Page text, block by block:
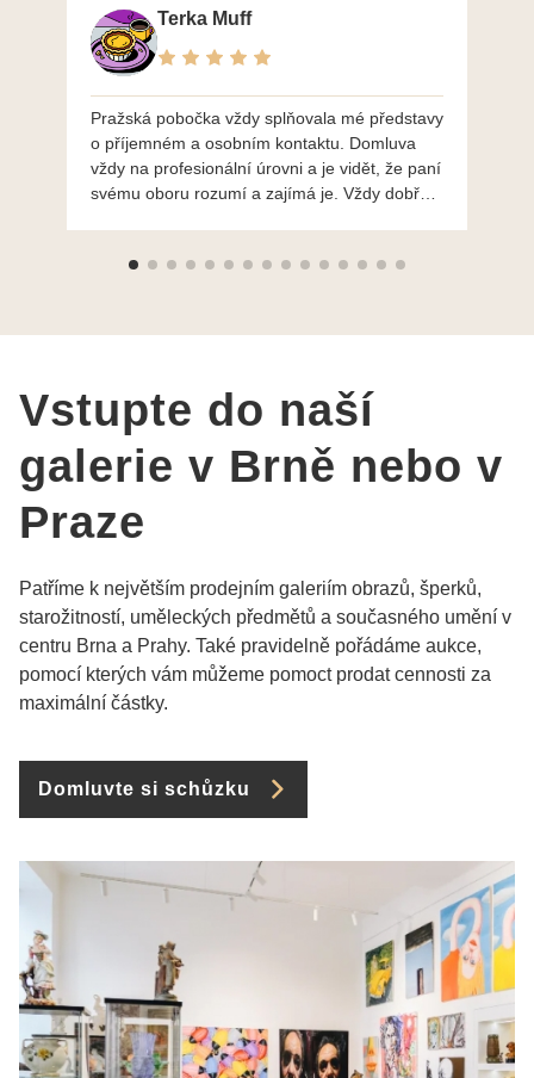
Terka Muff
Pražská pobočka vždy splňovala mé představy
o příjemném a osobním kontaktu. Domluva
vždy na profesionální úrovni a je vidět, že paní
svému oboru rozumí a zajímá je. Vždy dobře a
výběru, jak už bylo napsáno - na požádání
Vstupte do naší
galerie v Brně nebo v
Praze
Patříme k největším prodejním galeriím obrazů, šperků,
starožitností, uměleckých předmětů a současného umění v
centru Brna a Prahy. Také pravidelně pořádáme aukce,
pomocí kterých vám můžeme pomoct prodat cennosti za
maximální částky.
Domluvte si schůzku